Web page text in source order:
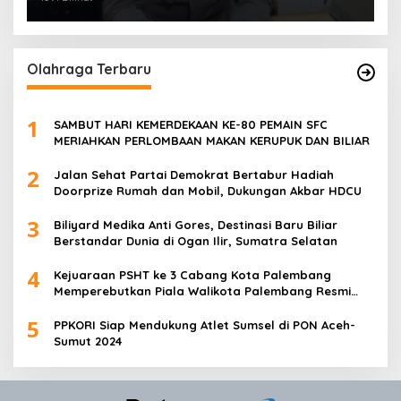
Olahraga Terbaru
1
SAMBUT HARI KEMERDEKAAN KE-80 PEMAIN SFC
MERIAHKAN PERLOMBAAN MAKAN KERUPUK DAN BILIAR
2
Jalan Sehat Partai Demokrat Bertabur Hadiah
Doorprize Rumah dan Mobil, Dukungan Akbar HDCU
3
Biliyard Medika Anti Gores, Destinasi Baru Biliar
Berstandar Dunia di Ogan Ilir, Sumatra Selatan
4
Kejuaraan PSHT ke 3 Cabang Kota Palembang
Memperebutkan Piala Walikota Palembang Resmi
5
PPKORI Siap Mendukung Atlet Sumsel di PON Aceh-
Sumut 2024